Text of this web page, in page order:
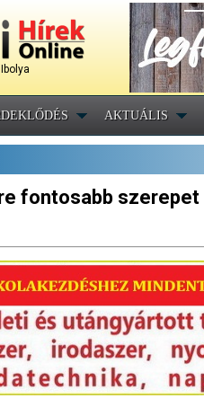
AKTUÁLIS
fontosabb